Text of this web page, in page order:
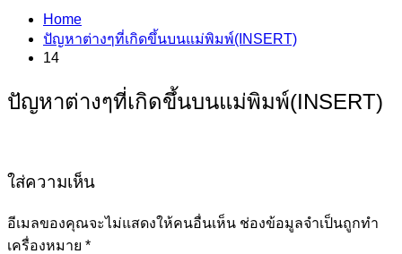
Home
ปัญหาต่างๆที่เกิดขึ้นบนแม่พิมพ์(INSERT)
14
ปัญหาต่างๆที่เกิดขึ้นบนแม่พิมพ์(INSERT)
ใส่ความเห็น
อีเมลของคุณจะไม่แสดงให้คนอื่นเห็น ช่องข้อมูลจำเป็นถูกทำ
เครื่องหมาย *